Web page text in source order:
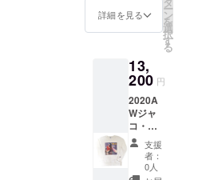
【Fサイ
ズ】 ・
【品質
表示】
・綿
100%
・
手洗い
不可
（基本
的に）
アにな
ない
と、そ
写真の
赤色に
なるこ
ともご
了承下
さい。
にも使
仕事後
のライ
ブなど
も楽し
みたい
方に
とっ
て、こ
の上な
え込み
対策に
人気の
国産生
地の
「綿ブ
ロー
ド」は
適度な
光沢と
ハリ
感・強
詳細を見る ー
ン
を
選
択
す
る
13,
200 円
2020A
Wジャ
コ・パ
ストリ
アス生
誕70周
年記念
支援
者：
0人